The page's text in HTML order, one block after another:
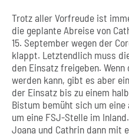
Trotz aller Vorfreude ist
die geplante Abreise von
15. September wegen der
klappt. Letztendlich muss
den Einsatz freigeben.
werden kann, gibt es aber
der Einsatz bis zu einem
Bistum bemüht sich um
um eine FSJ-Stelle im
Joana und Cathrin dann mit